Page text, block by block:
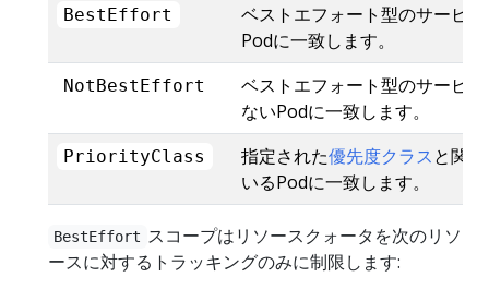
BestEffort
ベストエフォート型のサービ
Podに一致します。
NotBestEffort
ベストエフォート型のサービ
ないPodに一致します。
PriorityClass 指定された優先度クラスと関
いるPodに一致します。
BestEffort スコープはリソースクォータを次のリソ
ースに対するトラッキングのみに制限します: